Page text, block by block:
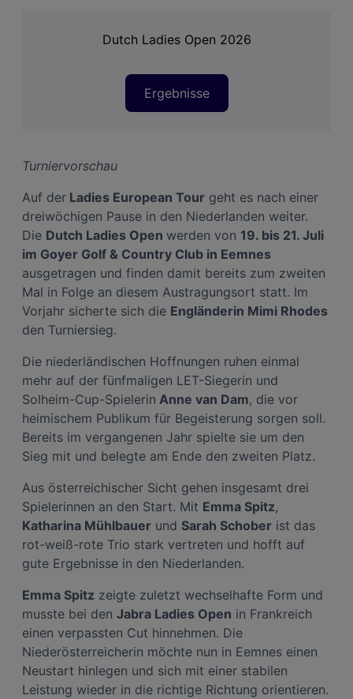
Dutch Ladies Open 2026
Ergebnisse
Turniervorschau
Auf der Ladies European Tour geht es nach einer
dreiwöchigen Pause in den Niederlanden weiter.
Die Dutch Ladies Open werden von 19. bis 21. Juli
im Goyer Golf & Country Club in Eemnes
ausgetragen und finden damit bereits zum zweiten
Mal in Folge an diesem Austragungsort statt. Im
Vorjahr sicherte sich die Engländerin Mimi Rhodes
den Turniersieg.
Die niederländischen Hoffnungen ruhen einmal
mehr auf der fünfmaligen LET-Siegerin und
Solheim-Cup-Spielerin Anne van Dam, die vor
heimischem Publikum für Begeisterung sorgen soll.
Bereits im vergangenen Jahr spielte sie um den
Sieg mit und belegte am Ende den zweiten Platz.
Aus österreichischer Sicht gehen insgesamt drei
Spielerinnen an den Start. Mit Emma Spitz,
Katharina Mühlbauer und Sarah Schober ist das
rot-weiß-rote Trio stark vertreten und hofft auf
gute Ergebnisse in den Niederlanden.
Emma Spitz zeigte zuletzt wechselhafte Form und
musste bei den Jabra Ladies Open in Frankreich
einen verpassten Cut hinnehmen. Die
Niederösterreicherin möchte nun in Eemnes einen
Neustart hinlegen und sich mit einer stabilen
Leistung wieder in die richtige Richtung orientieren.